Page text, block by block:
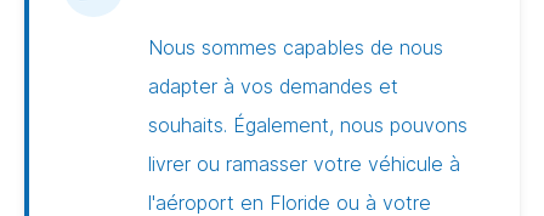
Nous sommes capables de nous
adapter à vos demandes et
souhaits. Également, nous pouvons
livrer ou ramasser votre véhicule à
l'aéroport en Floride ou à votre